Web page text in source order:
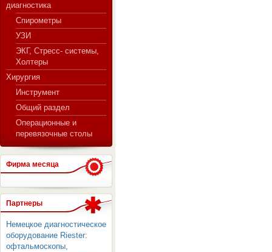
диагностика
Спирометры
УЗИ
ЭКГ, Стресс- системы,
Холтеры
Хирургия
Инструмент
Общий раздел
Операционные и
перевязочные столы
Фирма месяца
Партнеры
Немецкое диагностическое
оборудование Riester:
офтальмоскопы,